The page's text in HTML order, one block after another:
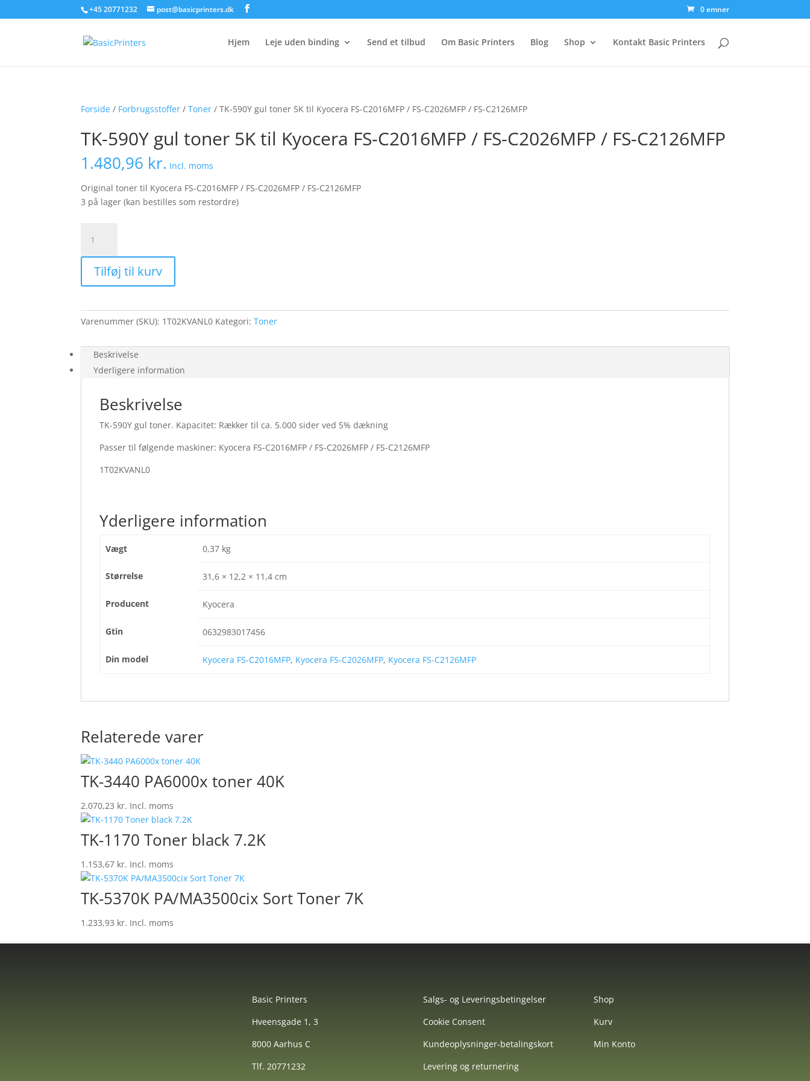
+45 20771232 post@basicprinters.dk 0 emner
Hjem Leje uden binding Send et tilbud Om Basic Printers Blog Shop Kontakt Basic Printers
Forside / Forbrugsstoffer /Toner / TK-590Y gul toner 5K til Kyocera FS-C2016MFP / FS-C2026MFP / FS-C2126MFP
TK-590Y gul toner 5K til Kyocera FS-C2016MFP / FS-C2026MFP / FS-C2126MFP
1.480,96 kr. Incl. moms
Original toner til Kyocera FS-C2016MFP / FS-C2026MFP / FS-C2126MFP
3 på lager (kan bestilles som restordre)
590Y
gul
toner
5K
Kyocera
FS-
C2026MFP
C2126MFP
Tilføj til kurv
Varenummer (SKU): 1T02KVANL0 Kategori:Toner
Beskrivelse
Yderligere information
Beskrivelse
TK-590Y gul toner. Kapacitet: Rækker til ca. 5.000 sider ved 5% dækning
Passer til følgende maskiner: Kyocera FS-C2016MFP / FS-C2026MFP / FS-C2126MFP
1T02KVANL0
Yderligere information
Vægt 0,37 kg
Størrelse 31,6 × 12,2 × 11,4 cm
Producent Kyocera
Gtin 0632983017456
Din model Kyocera FS-C2016MFP, Kyocera FS-C2026MFP, Kyocera FS-C2126MFP
Relaterede varer
TK-3440 PA6000x toner 40K
2.070,23 kr. Incl. moms
TK-1170 Toner black 7.2K
1.153,67 kr. Incl. moms
TK-5370K PA/MA3500cix Sort Toner 7K
1.233,93 kr. Incl. moms
Basic Printers
Hveensgade 1, 3
8000 Aarhus C
Tlf. 20771232
Salgs- og Leveringsbetingelser
Cookie Consent
Kundeoplysninger-betalingskort
Levering og returnering
Shop
Kurv
Min Konto